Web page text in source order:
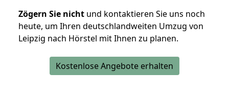
Zögern Sie nicht und kontaktieren Sie uns noch
heute, um Ihren deutschlandweiten Umzug von
Leipzig nach Hörstel mit Ihnen zu planen.
Kostenlose Angebote erhalten